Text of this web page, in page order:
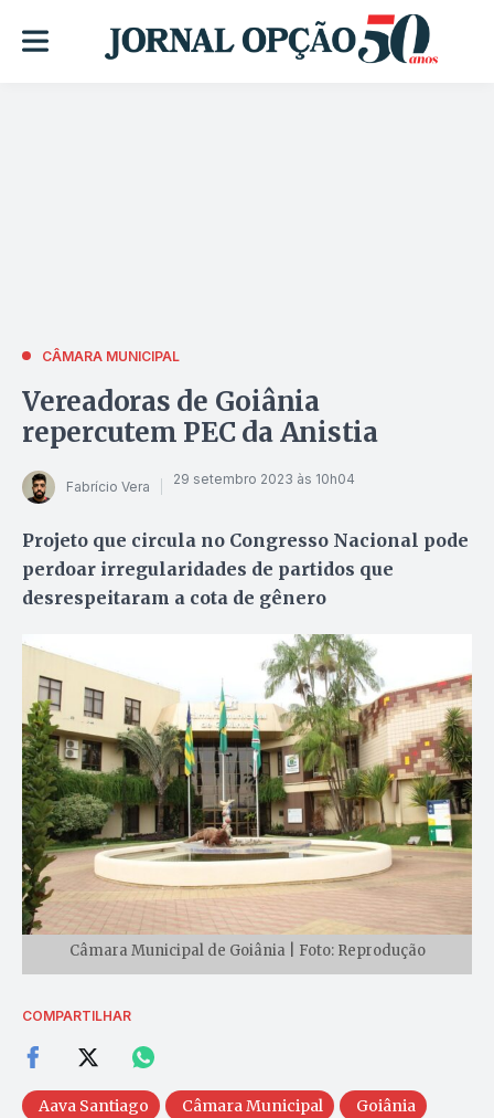
CÂMARA MUNICIPAL
Vereadoras de Goiânia
repercutem PEC da Anistia
Fabrício Vera 29 setembro 2023 às 10h04
Projeto que circula no Congresso Nacional pode
perdoar irregularidades de partidos que
desrespeitaram a cota de gênero
Câmara Municipal de Goiânia | Foto: Reprodução
COMPARTILHAR
Aava Santiago Câmara Municipal
Goiânia